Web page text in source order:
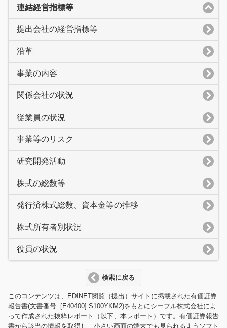
連結経営指標等
提出会社の経営指標等
沿革
事業の内容
関係会社の状況
従業員の状況
事業等のリスク
研究開発活動
株式の総数等
発行済株式総数、資本金等の推移
株式所有者別状況
役員の状況
検索に戻る
このコンテンツは、EDINET閲覧（提出）サイトに掲載された有価証券
報告書(文書番号: [E40400] S100YKM2)をもとにシーフル株式会社によ
って作成された抜粋レポート（以下、本レポート）です。有価証券報告
書から該当の情報を取得し、小さい画面の端末でも見られるようソフト